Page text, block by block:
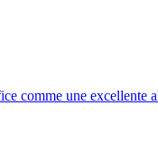
comme une excellente